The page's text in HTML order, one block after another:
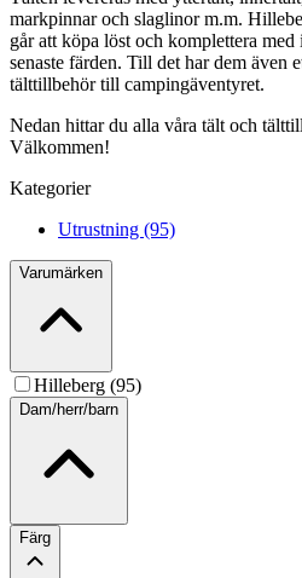
markpinnar och slaglinor m.m.
går att köpa löst och komplettera
senaste färden. Till det har dem även
tälttillbehör till campingäventyret.
Nedan hittar du alla våra tält och
Välkommen!
Kategorier
Utrustning (95)
Varumärken
Hilleberg (95)
Dam/herr/barn
Färg